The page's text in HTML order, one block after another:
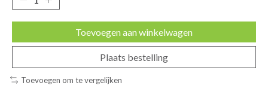
Toevoegen aan winkelwagen
Plaats bestelling
Toevoegen om te vergelijken